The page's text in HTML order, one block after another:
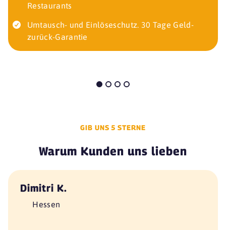
Restaurants
Umtausch- und Einlöseschutz. 30 Tage Geld-
zurück-Garantie
GIB UNS 5 STERNE
Warum Kunden uns lieben
Dimitri K.
Hessen